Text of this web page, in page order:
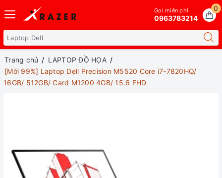
0
Gọi miễn phí
0963783214
Trang chủ
LAPTOP ĐỒ HỌA
[Mới 99%] Laptop Dell Precision M5520 Core i7-7820HQ/
16GB/ 512GB/ Card M1200 4GB/ 15.6 FHD